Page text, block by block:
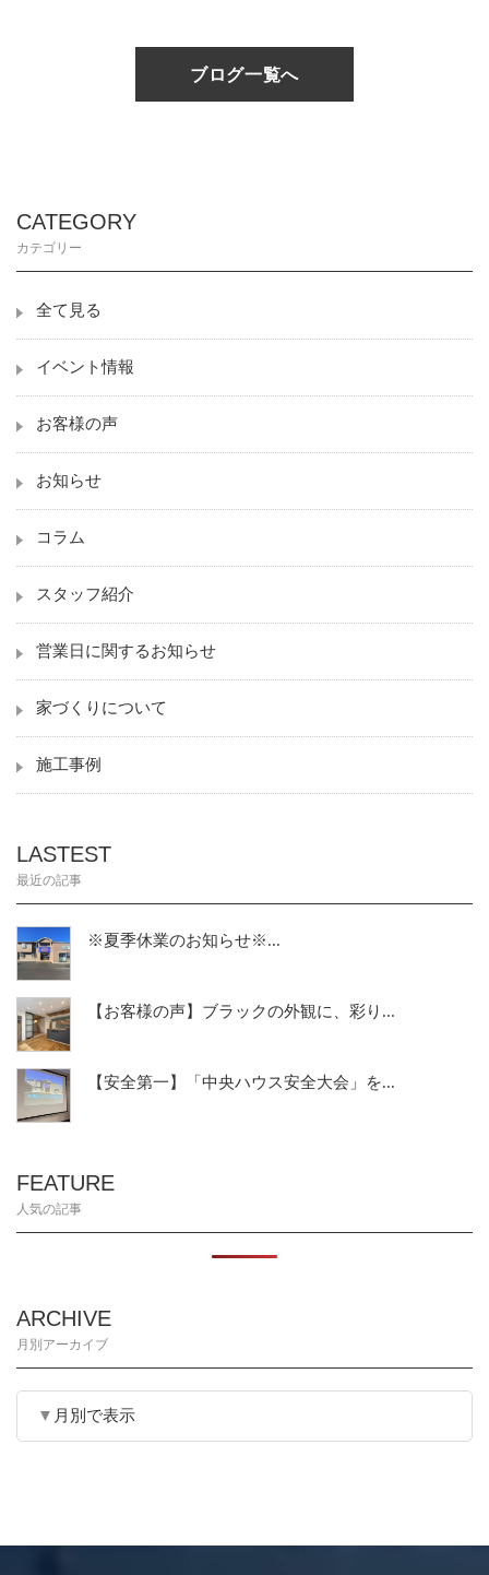
CATEGORY
カテゴリー
全て見る
イベント情報
お客様の声
お知らせ
コラム
スタッフ紹介
営業日に関するお知らせ
家づくりについて
施工事例
LASTEST
最近の記事
※夏季休業のお知らせ※...
【お客様の声】ブラックの外観に、彩り...
【安全第一】「中央ハウス安全大会」を...
FEATURE
人気の記事
ARCHIVE
月別アーカイブ
月別で表示
ブログ一覧へ